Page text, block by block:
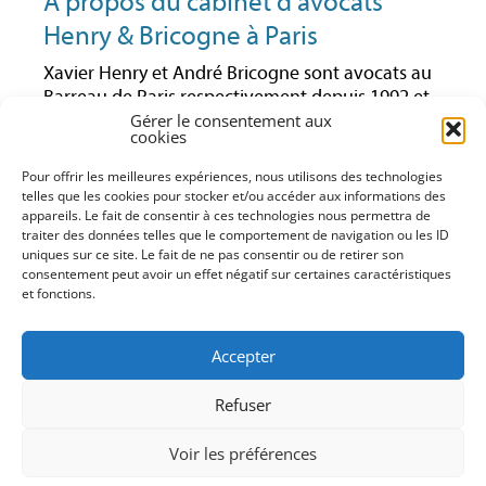
Gérer le consentement aux
cookies
Pour offrir les meilleures expériences, nous utilisons des technologies
telles que les cookies pour stocker et/ou accéder aux informations des
appareils. Le fait de consentir à ces technologies nous permettra de
traiter des données telles que le comportement de navigation ou les ID
uniques sur ce site. Le fait de ne pas consentir ou de retirer son
consentement peut avoir un effet négatif sur certaines caractéristiques
et fonctions.
Accepter
Refuser
Voir les préférences
Henry & Bricogne à Paris
Xavier Henry et André Bricogne sont avocats au
Barreau de Paris respectivement depuis 1992 et
1997. Ils ont toujours exercé leur activité en droit
des affaires et notamment en droit économique.
Ayant travaillé ensemble pendant plusieurs
années au sein du même cabinet, ils ont décidé
de poursuivre leur activité en créant leur propre
structure en droit des affaires (conseil,
contentieux, formation). Cette structure leur
permet d’entretenir avec leurs clients une
service adapté à leurs demandes et besoins dans
des domaines qu’ils maîtrisent parfaitement.
Xavier Henry et André Bricogne sont tous les
deux membres de l’AFEC (Association Française